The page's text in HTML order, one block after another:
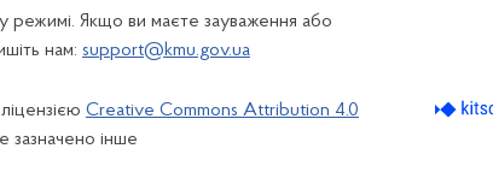
режимі. Якщо ви маєте зауваження або
нам: support@kmu.gov.ua
Creative Commons Attribution 4.0
зазначено інше